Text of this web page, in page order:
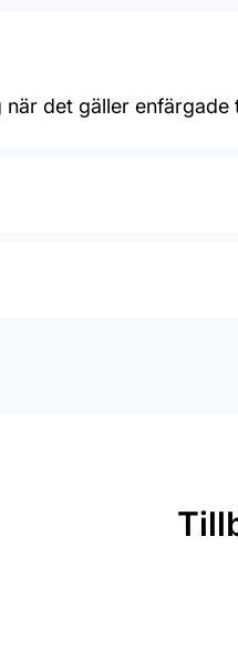
det gäller